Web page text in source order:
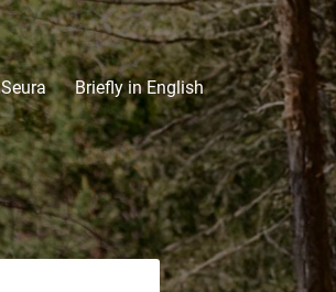
Seura Briefly in English